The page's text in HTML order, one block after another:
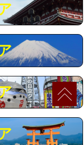
55,000円
66,000円
27,500円
38,500円
27,500円
16,500円